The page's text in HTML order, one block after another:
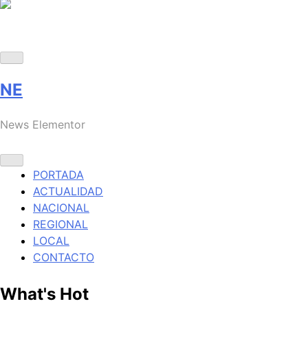
NE
News Elementor
PORTADA
ACTUALIDAD
NACIONAL
REGIONAL
LOCAL
CONTACTO
What's Hot